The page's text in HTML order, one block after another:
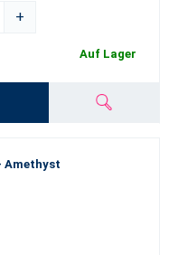
+
Auf Lager
Amethyst